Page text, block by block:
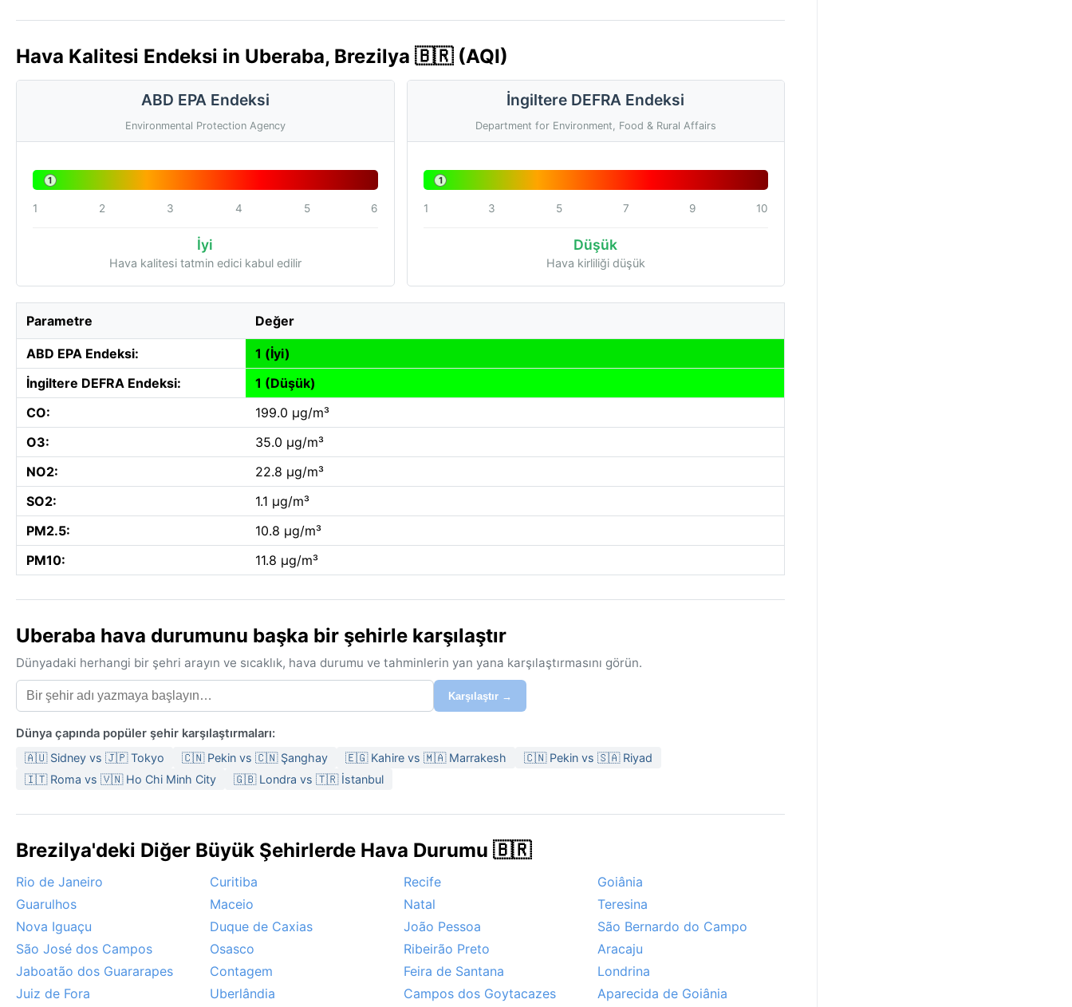
Hava Kalitesi Endeksi in Uberaba, Brezilya 🇧🇷 (AQI)
ABD EPA Endeksi
Environmental Protection Agency
1
1 2 3 4 5 6
İyi
Hava kalitesi tatmin edici kabul edilir
İngiltere DEFRA Endeksi
Department for Environment, Food & Rural Affairs
1
1 3 5 7 9 10
Düşük
Hava kirliliği düşük
Parametre Değer
ABD EPA Endeksi:
1 (İyi)
İngiltere DEFRA Endeksi:
1 (Düşük)
CO:
199.0 µg/m³
O3:
35.0 µg/m³
NO2:
22.8 µg/m³
SO2:
1.1 µg/m³
PM2.5:
10.8 µg/m³
PM10:
11.8 µg/m³
Uberaba hava durumunu başka bir şehirle karşılaştır
Dünyadaki herhangi bir şehri arayın ve sıcaklık, hava durumu ve tahminlerin yan yana karşılaştırmasını görün.
Karşılaştır →
Dünya çapında popüler şehir karşılaştırmaları:
🇦🇺 Sidney vs 🇯🇵 Tokyo 🇨🇳 Pekin vs 🇨🇳 Şanghay 🇪🇬 Kahire vs 🇲🇦 Marrakesh
🇨🇳 Pekin vs 🇸🇦 Riyad
🇮🇹 Roma vs 🇻🇳 Ho Chi Minh City
🇬🇧 Londra vs 🇹🇷 İstanbul
Brezilya'deki Diğer Büyük Şehirlerde Hava Durumu 🇧🇷
Rio de Janeiro Curitiba Recife
Goiânia
Guarulhos
Maceio Natal
Teresina
Nova Iguaçu
Duque de Caxias João Pessoa
São Bernardo do Campo
São José dos Campos
Osasco Ribeirão Preto
Aracaju
Jaboatão dos Guararapes
Contagem Feira de Santana
Londrina
Juiz de Fora
Uberlândia Campos dos Goytacazes Aparecida de Goiânia